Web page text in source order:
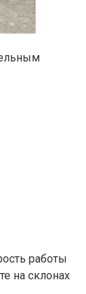
работы
на склонах